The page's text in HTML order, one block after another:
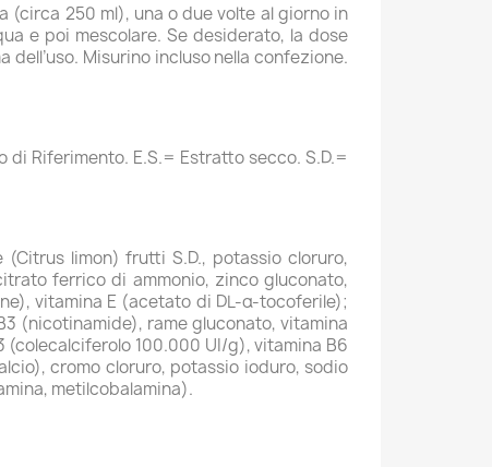
(circa 250 ml), una o due volte al giorno in
e poi mescolare. Se desiderato, la dose
Misurino incluso nella confezione.
Riferimento. E.S.= Estratto secco. S.D.=
limon) frutti S.D., potassio cloruro,
ferrico di ammonio, zinco gluconato,
vitamina E (acetato di DL-α-tocoferile);
(nicotinamide), rame gluconato, vitamina
100.000 UI/g), vitamina B6
cromo cloruro, potassio ioduro, sodio
metilcobalamina).